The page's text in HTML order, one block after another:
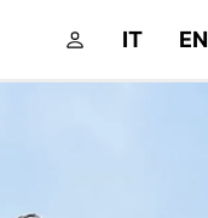
IT EN